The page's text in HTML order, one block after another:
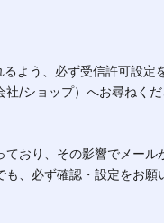
よう、必ず受信許可設定
/ショップ）へお尋ねくだ
おり、その影響でメール
、必ず確認・設定をお願